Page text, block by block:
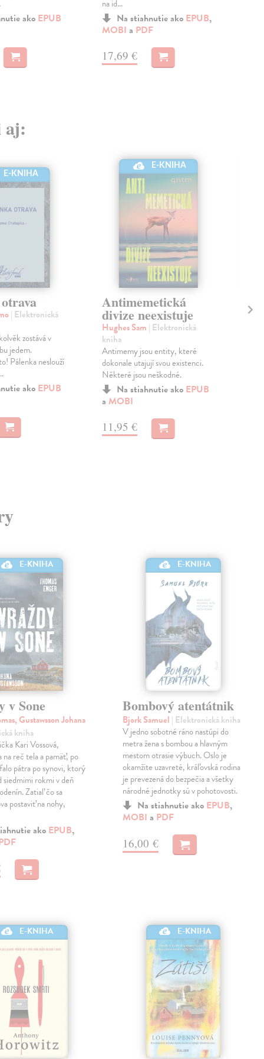
ako EPUB
na id...
Na stiahnutie ako EPUB,
MOBI a PDF
17,69 €
aj:
E-KNIHA
| Elektronická
zostává v
jedem.
Pálenka neslouží
ako EPUB
E-KNIHA
Antimemetická
divize neexistuje
Hughes Sam | Elektronická
kniha
Antimemy jsou entity, které
dokonale utajují svou existenci.
Některé jsou neškodné.
Na stiahnutie ako EPUB
a MOBI
11,95 €
E-KNIHA
v Sone
Gustawsson Johana
kniha
Kari Vossová,
na reč tela a pamäť, po
pátra po synovi, ktorý
siedmimi rokmi v deň
Zatiaľ čo sa
postaviť na nohy,
ako EPUB,
E-KNIHA
Bombový atentátnik
Bjork Samuel | Elektronická kniha
V jedno sobotné ráno nastúpi do
metra žena s bombou a hlavným
mestom otrasie výbuch. Oslo je
okamžite uzavreté, kráľovská rodina
je prevezená do bezpečia a všetky
národné jednotky sú v pohotovosti.
Na stiahnutie ako EPUB,
MOBI a PDF
16,00 €
E-KNIHA E-KNIHA